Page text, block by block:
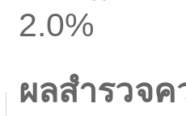
2.0%
ผลสำรวจ